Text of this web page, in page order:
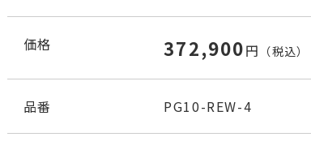
価格 372,900円 （税込）
品番 PG10-REW-4